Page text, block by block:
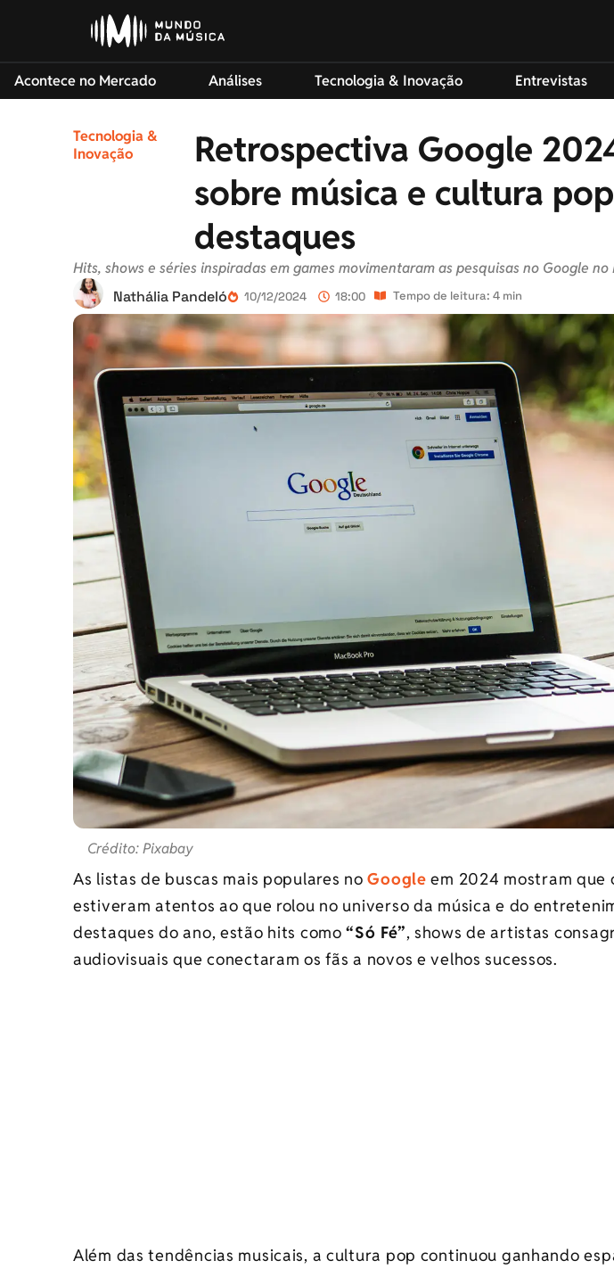
Acontece no Mercado Análises Tecnologia & Inovação Entrevistas
Tecnologia &
Inovação
Retrospectiva Google
sobre música e cultura
destaques
Hits, shows e séries inspiradas em games movimentaram as pesquisas no Google no
Nathália Pandeló
10/12/2024 18:00 Tempo de leitura: 4 min
Crédito: Pixabay
As listas de buscas mais populares noGoogle em 2024 mostram que
estiveram atentos ao que rolou no universo da música e do
destaques do ano, estão hits como“Só Fé”, shows de artistas
audiovisuais que conectaram os fãs a novos e velhos sucessos.
Além das tendências musicais, a cultura pop continuou ganhando